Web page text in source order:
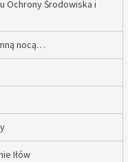
Ochrony Środowiska i
nocą…
Iłów